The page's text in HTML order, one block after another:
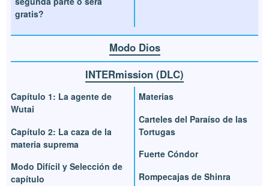
gratis?
Modo Dios
INTERmission (DLC)
Capítulo 1: La agente de
Wutai
Capítulo 2: La caza de la
materia suprema
Modo Difícil y Selección de
capítulo
Materias
Carteles del Paraíso de las
Tortugas
Fuerte Cóndor
Rompecajas de Shinra